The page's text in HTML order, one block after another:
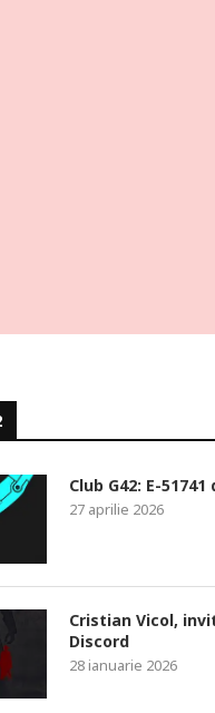
Club G42: E-
27 aprilie 2026
Cristian Vicol,
Discord
28 ianuarie 2026